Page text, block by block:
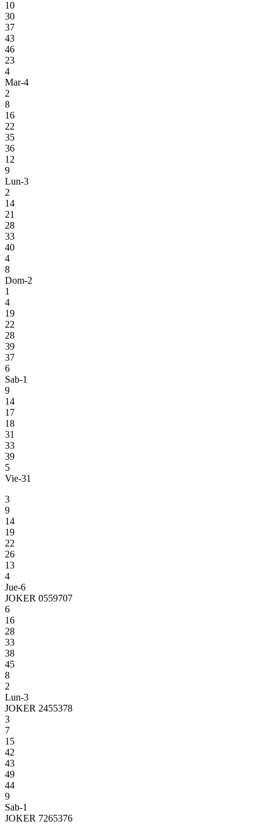
10
30
37
43
46
23
4
Mar-4
2
8
16
22
35
36
12
9
Lun-3
2
14
21
28
33
40
4
8
Dom-2
1
4
19
22
28
39
37
6
Sab-1
9
14
17
18
31
33
39
5
Vie-31
3
9
14
19
22
26
13
4
Jue-6
JOKER 0559707
6
16
28
33
38
45
8
2
Lun-3
JOKER 2455378
3
7
15
42
43
49
44
9
Sab-1
JOKER 7265376